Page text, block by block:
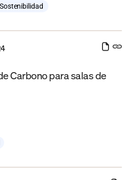
Sostenibilidad
Carbono para salas de